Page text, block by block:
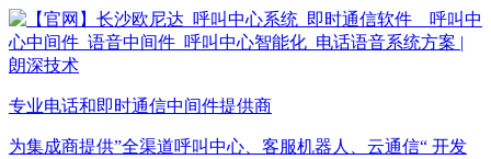
专业电话和即时通信中间件提供商
为集成商提供”全渠道呼叫中心、客服机器人、云通信“ 开发